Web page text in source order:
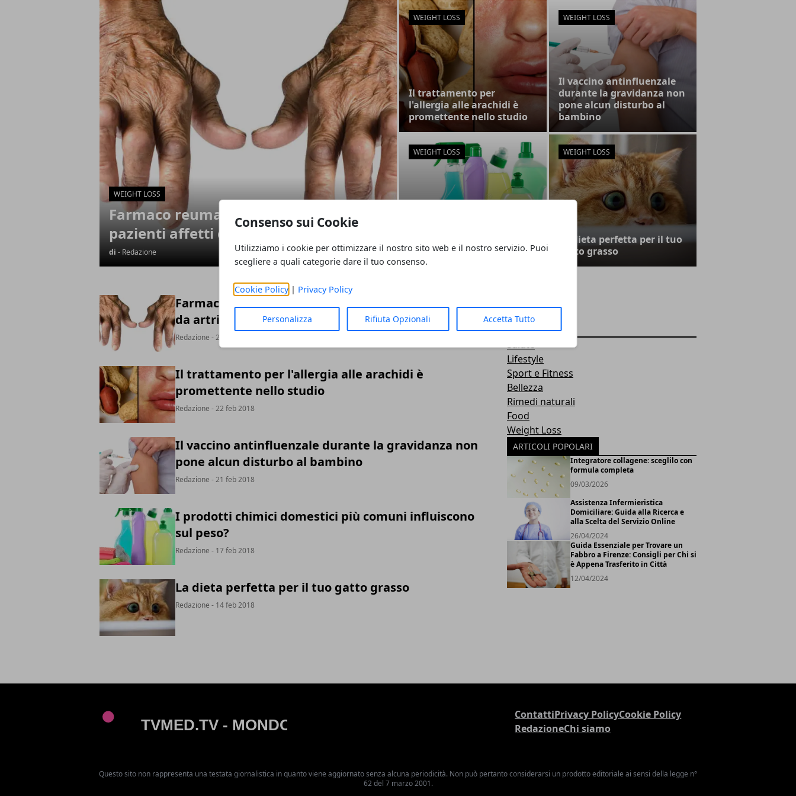
Consenso sui Cookie
Utilizziamo i cookie per ottimizzare il nostro sito web e il nostro servizio. Puoi
scegliere a quali categorie dare il tuo consenso.
Cookie Policy| Privacy Policy
Personalizza Rifiuta Opzionali Accetta Tutto
Articoli in Evidenza
WEIGHT LOSS
Farmaco reumatoide - Nessun aiuto ai
pazienti affetti da artrite
di - Redazione
WEIGHT LOSS
Il trattamento per
l'allergia alle arachidi è
promettente nello studio
WEIGHT LOSS
Il vaccino antinfluenzale
durante la gravidanza non
pone alcun disturbo al
bambino
WEIGHT LOSS
influiscono sul peso?
WEIGHT LOSS
La dieta perfetta per il tuo
gatto grasso
Farmaco reumatoide - Nessun aiuto ai pazienti affetti
da artrite
Redazione - 22 feb 2018
Il trattamento per l'allergia alle arachidi è
promettente nello studio
Redazione - 22 feb 2018
Il vaccino antinfluenzale durante la gravidanza non
pone alcun disturbo al bambino
Redazione - 21 feb 2018
I prodotti chimici domestici più comuni influiscono
sul peso?
Redazione - 17 feb 2018
La dieta perfetta per il tuo gatto grasso
Redazione - 14 feb 2018
CATEGORIE
Salute
Lifestyle
Sport e Fitness
Bellezza
Rimedi naturali
Food
Weight Loss
ARTICOLI POPOLARI
Integratore collagene: sceglilo con
formula completa
09/03/2026
Assistenza Infermieristica
Domiciliare: Guida alla Ricerca e
alla Scelta del Servizio Online
26/04/2024
Guida Essenziale per Trovare un
Fabbro a Firenze: Consigli per Chi si
è Appena Trasferito in Città
12/04/2024
ContattiPrivacy PolicyCookie Policy
RedazioneChi siamo
Questo sito non rappresenta una testata giornalistica in quanto viene aggiornato senza alcuna periodicità. Non può pertanto considerarsi un prodotto editoriale ai sensi della legge n°
62 del 7 marzo 2001.